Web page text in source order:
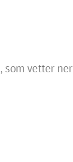
som vetter ner